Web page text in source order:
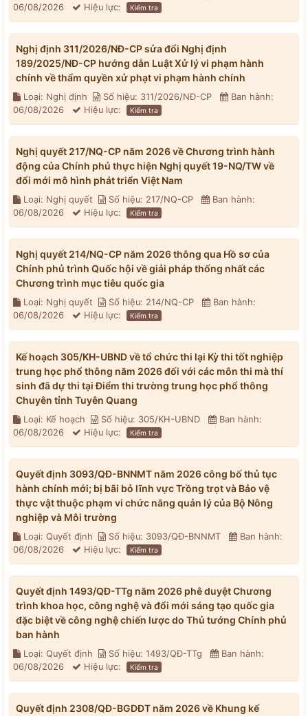
06/08/2026
Hiệu lực: Kiểm tra
Nghị định 311/2026/NĐ-CP sửa đổi Nghị định
189/2025/NĐ-CP hướng dẫn Luật Xử lý vi phạm hành
chính về thẩm quyền xử phạt vi phạm hành chính
Loại: Nghị định Số hiệu: 311/2026/NĐ-CP
Ban hành:
06/08/2026
Hiệu lực: Kiểm tra
Nghị quyết 217/NQ-CP năm 2026 về Chương trình hành
động của Chính phủ thực hiện Nghị quyết 19-NQ/TW về
đổi mới mô hình phát triển Việt Nam
Loại: Nghị quyết Số hiệu: 217/NQ-CP
Ban hành:
06/08/2026
Hiệu lực: Kiểm tra
Nghị quyết 214/NQ-CP năm 2026 thông qua Hồ sơ của
Chính phủ trình Quốc hội về giải pháp thống nhất các
Chương trình mục tiêu quốc gia
Loại: Nghị quyết Số hiệu: 214/NQ-CP
Ban hành:
06/08/2026
Hiệu lực: Kiểm tra
Kế hoạch 305/KH-UBND về tổ chức thi lại Kỳ thi tốt nghiệp
trung học phổ thông năm 2026 đối với các môn thi mà thí
sinh đã dự thi tại Điểm thi trường trung học phổ thông
Chuyên tỉnh Tuyên Quang
Loại: Kế hoạch Số hiệu: 305/KH-UBND
Ban hành:
06/08/2026
Hiệu lực: Kiểm tra
Quyết định 3093/QĐ-BNNMT năm 2026 công bố thủ tục
hành chính mới; bị bãi bỏ lĩnh vực Trồng trọt và Bảo vệ
thực vật thuộc phạm vi chức năng quản lý của Bộ Nông
nghiệp và Môi trường
Loại: Quyết định Số hiệu: 3093/QĐ-BNNMT
Ban hành:
06/08/2026
Hiệu lực: Kiểm tra
Quyết định 1493/QĐ-TTg năm 2026 phê duyệt Chương
trình khoa học, công nghệ và đổi mới sáng tạo quốc gia
đặc biệt về công nghệ chiến lược do Thủ tướng Chính phủ
ban hành
Loại: Quyết định Số hiệu: 1493/QĐ-TTg
Ban hành:
06/08/2026
Hiệu lực: Kiểm tra
Quyết định 2308/QĐ-BGDĐT năm 2026 về Khung kế